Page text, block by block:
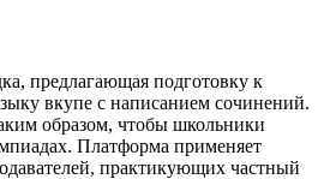
предлагающая подготовку к
вкупе с написанием сочинений.
образом, чтобы школьники
Платформа применяет
практикующих частный